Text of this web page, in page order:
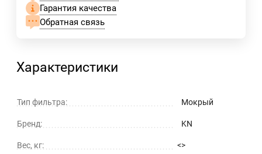
Гарантия качества
Обратная связь
Характеристики
Тип фильтра: Мокрый
Бренд: KN
Вес, кг: <>